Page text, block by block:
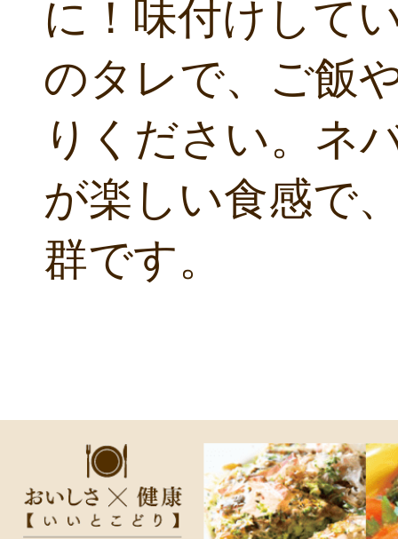
に！味付けして
のタレで、ご飯
りください。ネ
が楽しい食感で
群です。